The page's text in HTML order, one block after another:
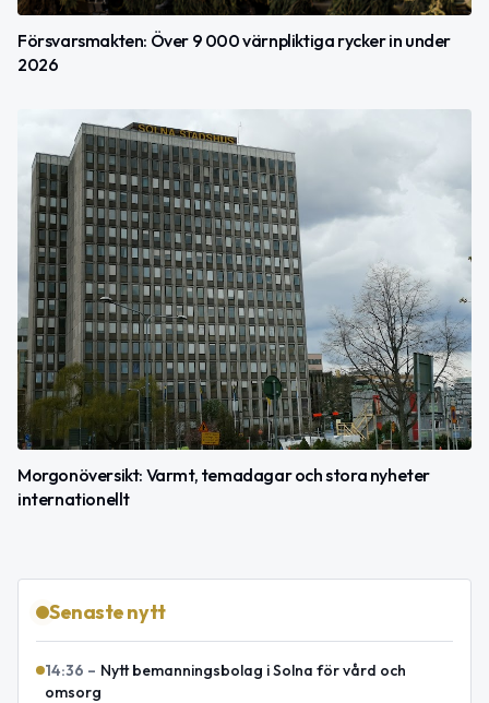
Försvarsmakten: Över 9 000 värnpliktiga rycker in under
2026
Morgonöversikt: Varmt, temadagar och stora nyheter
internationellt
Senaste nytt
14:36 – Nytt bemanningsbolag i Solna för vård och
omsorg